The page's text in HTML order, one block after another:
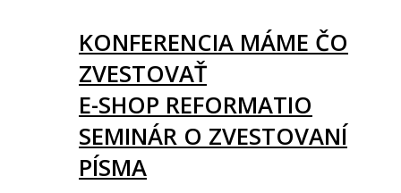
KONFERENCIA MÁME ČO
ZVESTOVAŤ
E-SHOP REFORMATIO
SEMINÁR O ZVESTOVANÍ
PÍSMA